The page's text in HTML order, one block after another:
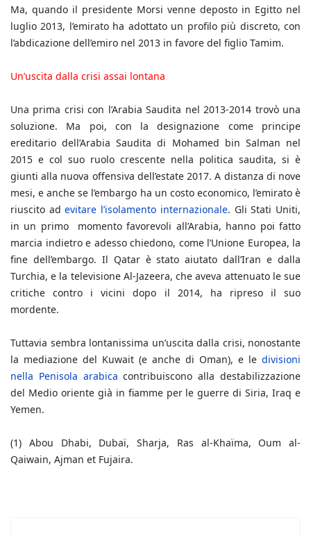
Ma, quando il presidente Morsi venne deposto in Egitto nel
luglio 2013, l’emirato ha adottato un profilo più discreto, con
l’abdicazione dell’emiro nel 2013 in favore del figlio Tamim.
Un’uscita dalla crisi assai lontana
Una prima crisi con l’Arabia Saudita nel 2013-2014 trovò una
soluzione. Ma poi, con la designazione come principe
ereditario dell’Arabia Saudita di Mohamed bin Salman nel
2015 e col suo ruolo crescente nella politica saudita, si è
giunti alla nuova offensiva dell’estate 2017. A distanza di nove
mesi, e anche se l’embargo ha un costo economico, l’emirato è
riuscito adevitare l’isolamento internazionale. Gli Stati Uniti,
in un primo momento favorevoli all’Arabia, hanno poi fatto
marcia indietro e adesso chiedono, come l’Unione Europea, la
fine dell’embargo. Il Qatar è stato aiutato dall’Iran e dalla
Turchia, e la televisione Al-Jazeera, che aveva attenuato le sue
critiche contro i vicini dopo il 2014, ha ripreso il suo
mordente.
Tuttavia sembra lontanissima un’uscita dalla crisi, nonostante
la mediazione del Kuwait (e anche di Oman), e le divisioni
nella Penisola arabica contribuiscono alla destabilizzazione
del Medio oriente già in fiamme per le guerre di Siria, Iraq e
Yemen.
(1) Abou Dhabi, Dubaï, Sharja, Ras al-Khaïma, Oum al-
Qaiwain, Ajman et Fujaira.